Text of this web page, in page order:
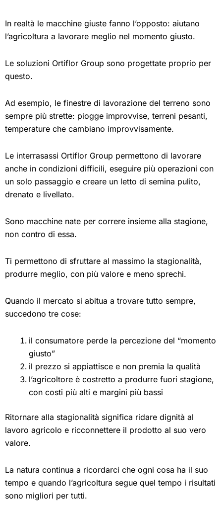
In realtà le macchine giuste fanno l’opposto: aiutano
l’agricoltura a lavorare meglio nel momento giusto.
Le soluzioni Ortiflor Group sono progettate proprio per
questo.
Ad esempio, le finestre di lavorazione del terreno sono
sempre più strette: piogge improvvise, terreni pesanti,
temperature che cambiano improvvisamente.
Le interrasassi Ortiflor Group permettono di lavorare
anche in condizioni difficili, eseguire più operazioni con
un solo passaggio e creare un letto di semina pulito,
drenato e livellato.
Sono macchine nate per correre insieme alla stagione,
non contro di essa.
Ti permettono di sfruttare al massimo la stagionalità,
produrre meglio, con più valore e meno sprechi.
Quando il mercato si abitua a trovare tutto sempre,
succedono tre cose:
il consumatore perde la percezione del “momento
giusto”
il prezzo si appiattisce e non premia la qualità
l’agricoltore è costretto a produrre fuori stagione,
con costi più alti e margini più bassi
Ritornare alla stagionalità significa ridare dignità al
lavoro agricolo e ricconnettere il prodotto al suo vero
valore.
La natura continua a ricordarci che ogni cosa ha il suo
tempo e quando l’agricoltura segue quel tempo i risultati
sono migliori per tutti.